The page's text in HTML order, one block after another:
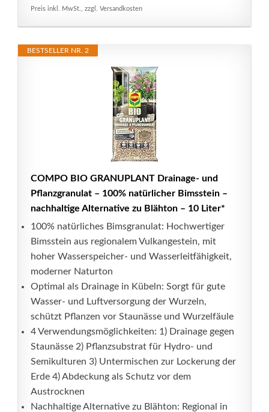
Preis inkl. MwSt., zzgl. Versandkosten
BESTSELLER NR. 2
COMPO BIO GRANUPLANT Drainage- und
Pflanzgranulat – 100% natürlicher Bimsstein –
nachhaltige Alternative zu Blähton – 10 Liter*
100% natürliches Bimsgranulat: Hochwertiger
Bimsstein aus regionalem Vulkangestein, mit
hoher Wasserspeicher- und Wasserleitfähigkeit,
moderner Naturton
Optimal als Drainage in Kübeln: Sorgt für gute
Wasser- und Luftversorgung der Wurzeln,
schützt Pflanzen vor Staunässe und Wurzelfäule
4 Verwendungsmöglichkeiten: 1) Drainage gegen
Staunässe 2) Pflanzsubstrat für Hydro- und
Semikulturen 3) Untermischen zur Lockerung der
Erde 4) Abdeckung als Schutz vor dem
Austrocknen
Nachhaltige Alternative zu Blähton: Regional in